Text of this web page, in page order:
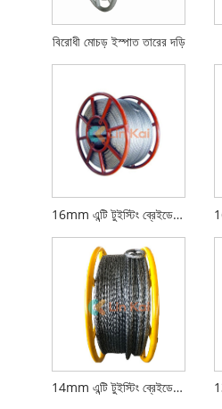
বিরোধী মোচড় ইস্পাত তারের দড়ি
16mm এন্টি টুইস্টিং ব্রেইডেড স্টিলের দড়ি
14mm এন্টি টুইস্টিং ব্রেইডেড স্টিলের দড়ি